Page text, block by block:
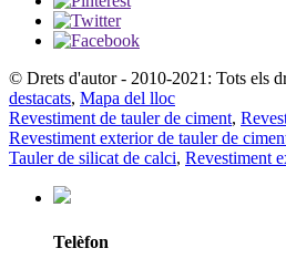
© Drets d'autor - 2010-2021: Tots els
destacats, Mapa del lloc
Revestiment de tauler de ciment,
Revestiment exterior de tauler de
Tauler de silicat de calci, Revestiment
Telèfon